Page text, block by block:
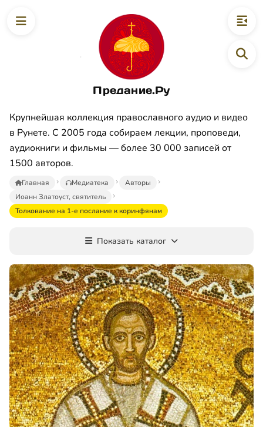
Предание.Ру
Крупнейшая коллекция православного аудио и видео
в Рунете. С 2005 года собираем лекции, проповеди,
аудиокниги и фильмы — более 30 000 записей от
1500 авторов.
Главная Медиатека
Авторы
Иоанн Златоуст, святитель
Толкование на 1-е послание к коринфянам
Показать каталог